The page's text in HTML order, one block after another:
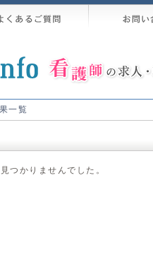
一覧
つかりませんでした。